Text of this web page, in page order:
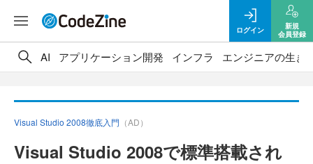
ログイン
新規
会員登録
AI アプリケーション開発 インフラ エンジニアの生き
Visual Studio 2008徹底入門 （AD）
Visual Studio 2008で標準搭載され